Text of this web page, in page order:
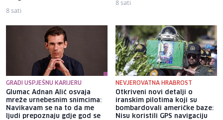
8 sati
8 sati
GRADI USPJEŠNU KARIJERU
Glumac Adnan Alić osvaja
mreže urnebesnim snimcima:
Navikavam se na to da me
ljudi prepoznaju gdje god se
NEVJEROVATNA HRABROST
Otkriveni novi detalji o
iranskim pilotima koji su
bombardovali američke baze:
Nisu koristili GPS navigaciju